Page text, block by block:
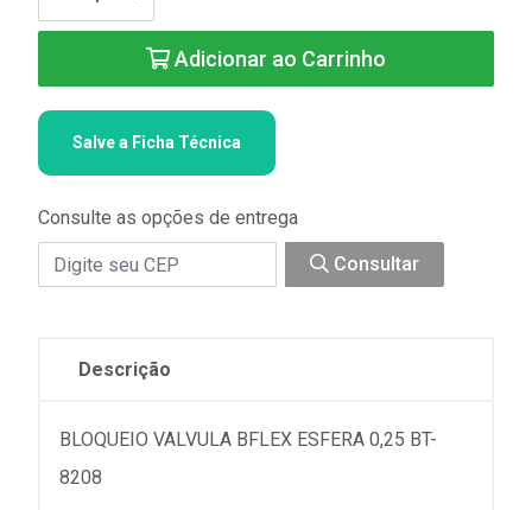
Adicionar ao Carrinho
Salve a Ficha Técnica
Consulte as opções de entrega
Consultar
Descrição
BLOQUEIO VALVULA BFLEX ESFERA 0,25 BT-
8208